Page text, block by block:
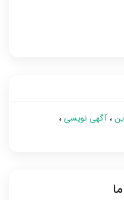
آگهی نویسی